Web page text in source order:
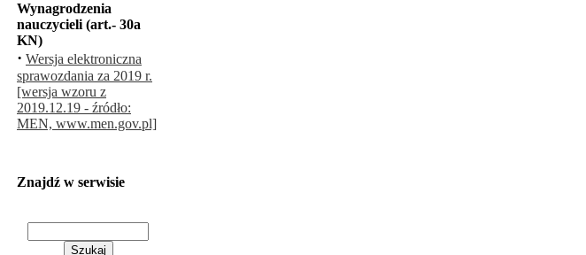
Wynagrodzenia
nauczycieli (art.- 30a
KN)
· Wersja elektroniczna
sprawozdania za 2019 r.
[wersja wzoru z
2019.12.19 - źródło:
MEN, www.men.gov.pl]
Znajdź w serwisie